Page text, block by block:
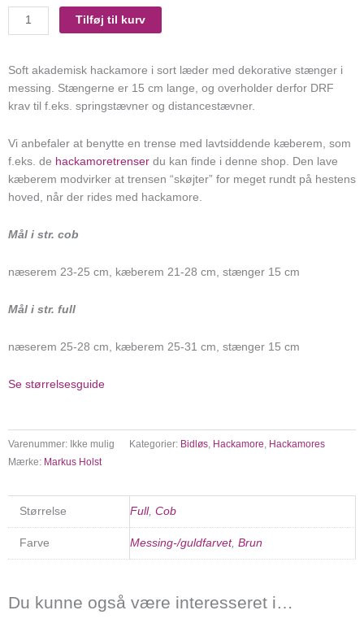
messing
Tilføj til kurv
Soft akademisk hackamore i sort læder med dekorative stænger i
messing. Stængerne er 15 cm lange, og overholder derfor DRF
krav til f.eks. springstævner og distancestævner.
Vi anbefaler at benytte en trense med lavtsiddende kæberem, som
f.eks. de hackamoretrenser du kan finde i denne shop. Den lave
kæberem modvirker at trensen “skøjter” for meget rundt på hestens
hoved, når der rides med hackamore.
Mål i str. cob
næserem 23-25 cm, kæberem 21-28 cm, stænger 15 cm
Mål i str. full
næserem 25-28 cm, kæberem 25-31 cm, stænger 15 cm
Se størrelsesguide
Varenummer: Ikke mulig Kategorier: Bidløs, Hackamore, Hackamores
Mærke: Markus Holst
Størrelse Full, Cob
Farve Messing-/guldfarvet, Brun
Du kunne også være interesseret i…